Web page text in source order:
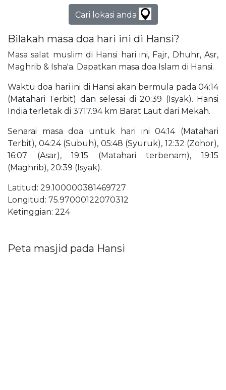
Cari lokasi anda
Bilakah masa doa hari ini di Hansi?
Masa salat muslim di Hansi hari ini, Fajr, Dhuhr, Asr,
Maghrib & Isha'a. Dapatkan masa doa Islam di Hansi.
Waktu doa hari ini di Hansi akan bermula pada 04:14
(Matahari Terbit) dan selesai di 20:39 (Isyak). Hansi
India terletak di 3717.94 km Barat Laut dari Mekah.
Senarai masa doa untuk hari ini 04:14 (Matahari
Terbit), 04:24 (Subuh), 05:48 (Syuruk), 12:32 (Zohor),
16:07 (Asar), 19:15 (Matahari terbenam), 19:15
(Maghrib), 20:39 (Isyak).
Latitud: 29.100000381469727
Longitud: 75.97000122070312
Ketinggian: 224
Peta masjid pada Hansi